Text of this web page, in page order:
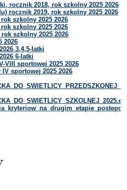
rocznik 2018, rok szkolny 2025 2026
rocznik 2019, rok szkolny 2025 2026
szkolny 2025 2026
szkolny 2025 2026
szkolny 2025 2026
2026
3,4,5-latki
6-latki
VIII sportowej 2025 2026
sportowej 2025 2026